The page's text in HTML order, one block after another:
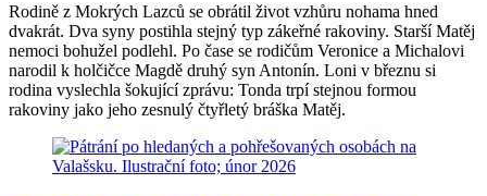
Rodině z Mokrých Lazců se obrátil život vzhůru nohama hned
dvakrát. Dva syny postihla stejný typ zákeřné rakoviny. Starší Matěj
nemoci bohužel podlehl. Po čase se rodičům Veronice a Michalovi
narodil k holčičce Magdě druhý syn Antonín. Loni v březnu si
rodina vyslechla šokující zprávu: Tonda trpí stejnou formou
rakoviny jako jeho zesnulý čtyřletý bráška Matěj.